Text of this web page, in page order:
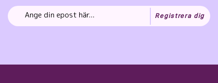
Registrera dig